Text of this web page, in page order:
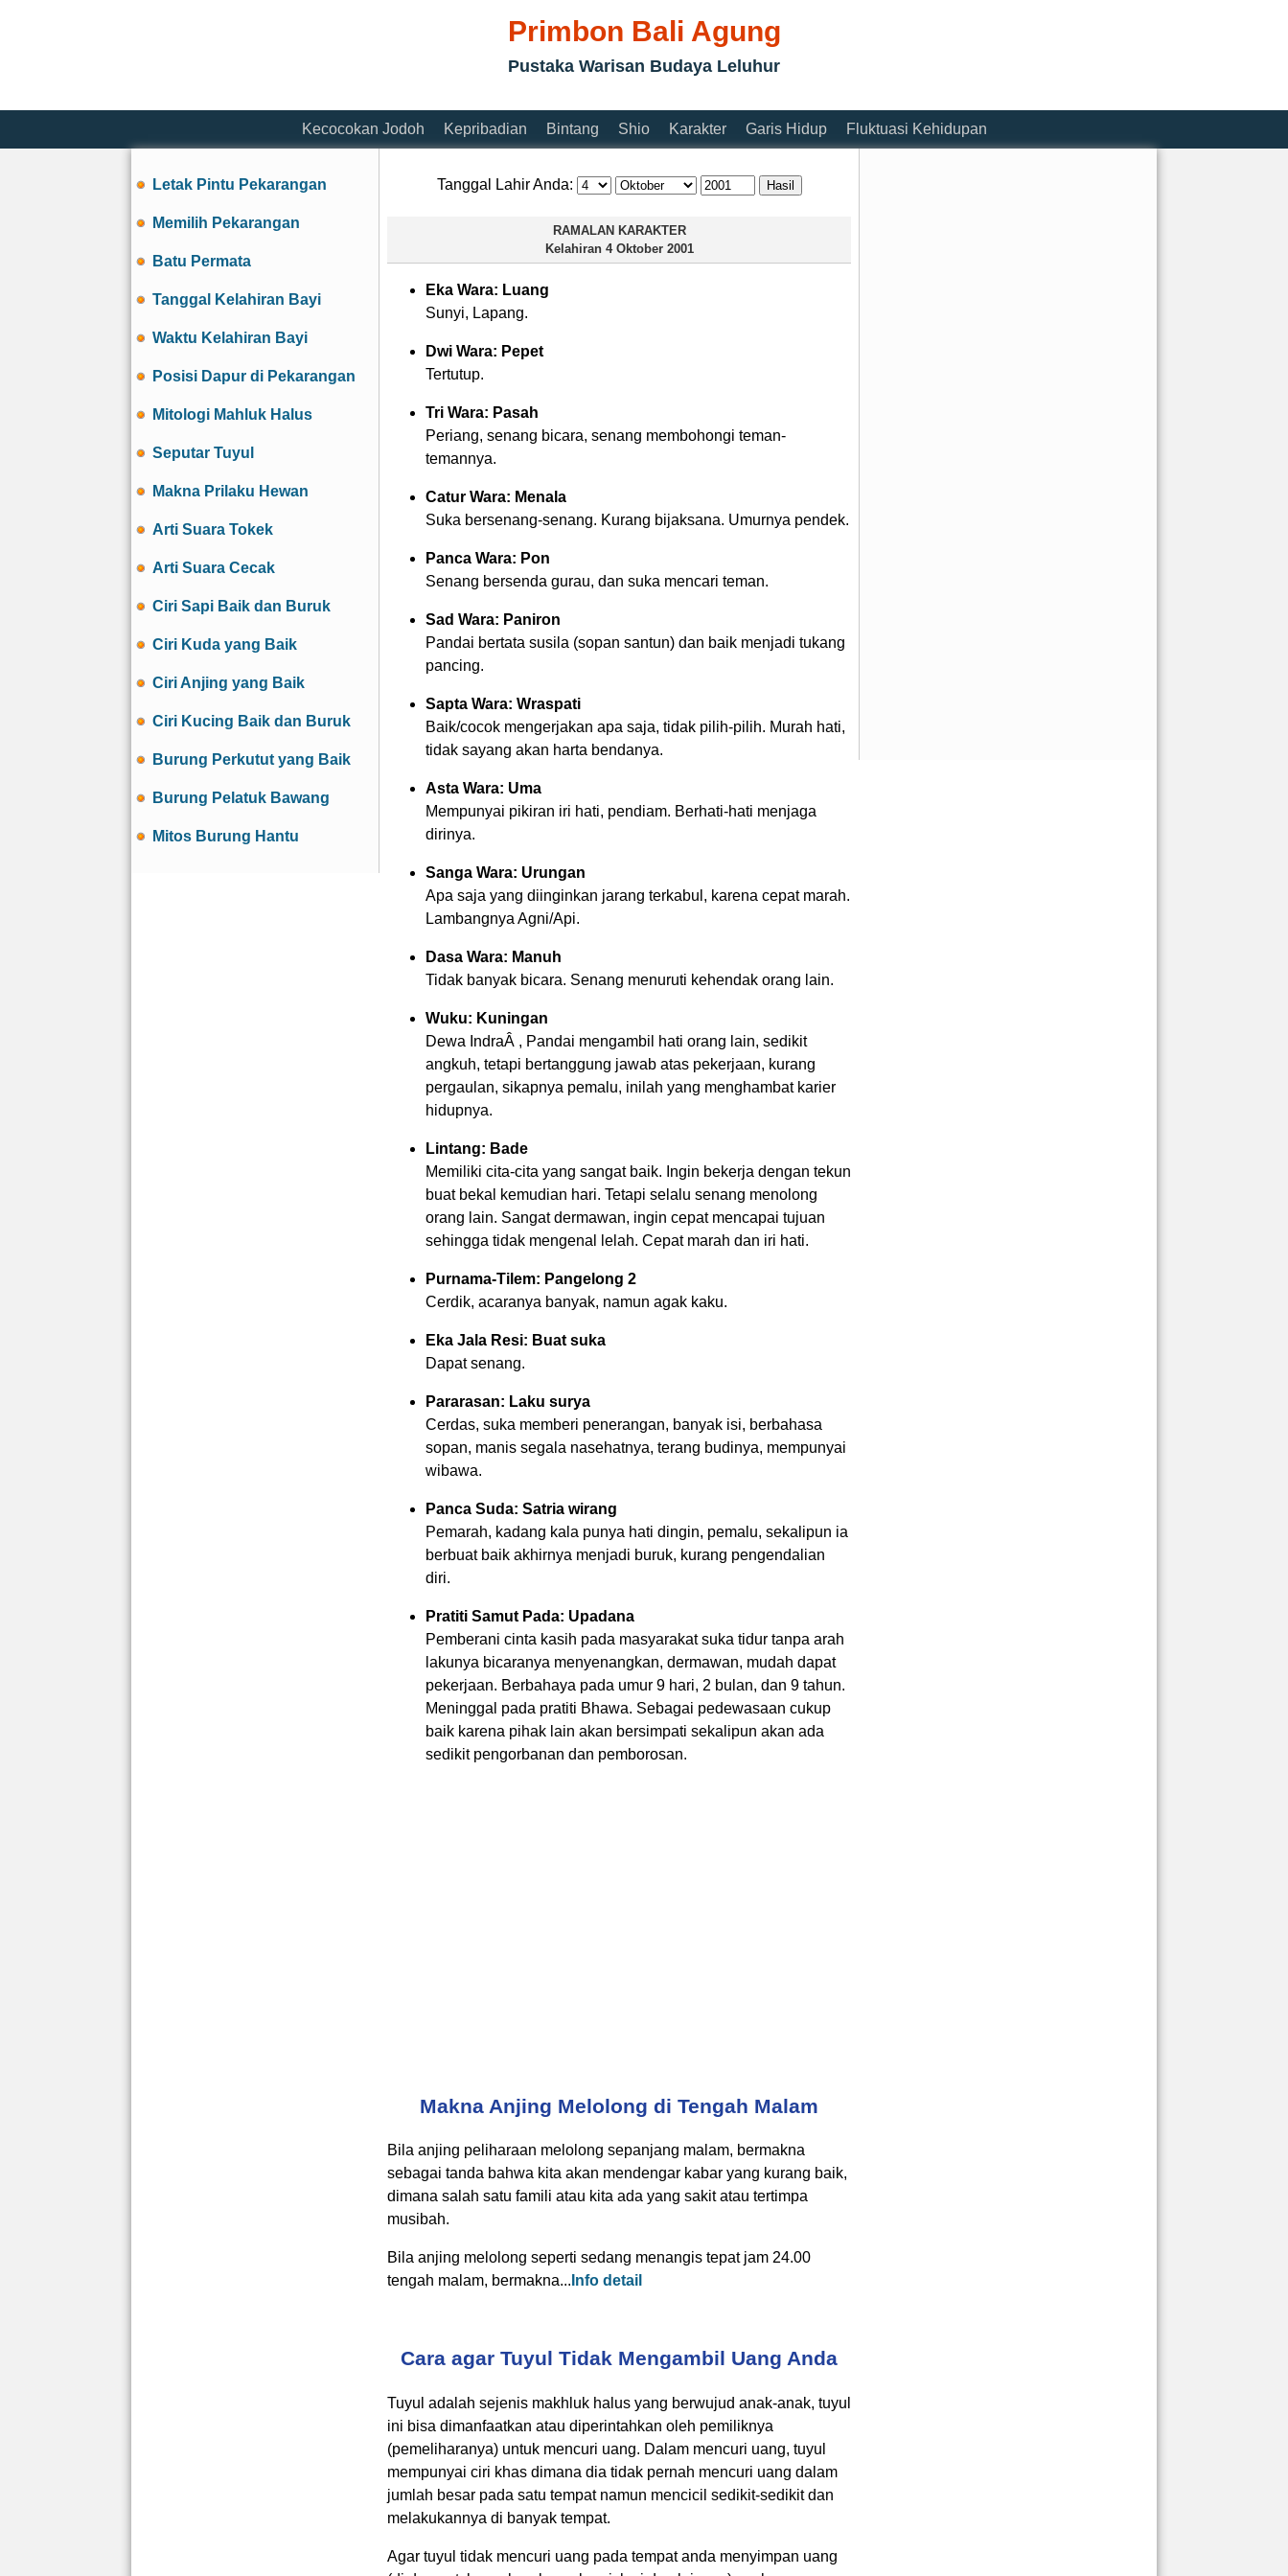
Primbon Bali Agung
Pustaka Warisan Budaya Leluhur
Kecocokan Jodoh Kepribadian Bintang Shio Karakter Garis Hidup Fluktuasi Kehidupan
Letak Pintu Pekarangan
Memilih Pekarangan
Batu Permata
Tanggal Kelahiran Bayi
Waktu Kelahiran Bayi
Posisi Dapur di Pekarangan
Mitologi Mahluk Halus
Seputar Tuyul
Makna Prilaku Hewan
Arti Suara Tokek
Arti Suara Cecak
Ciri Sapi Baik dan Buruk
Ciri Kuda yang Baik
Ciri Anjing yang Baik
Ciri Kucing Baik dan Buruk
Burung Perkutut yang Baik
Burung Pelatuk Bawang
Mitos Burung Hantu
Tanggal Lahir Anda:
RAMALAN KARAKTER
Kelahiran 4 Oktober 2001
Eka Wara: Luang
Sunyi, Lapang.
Dwi Wara: Pepet
Tertutup.
Tri Wara: Pasah
Periang, senang bicara, senang membohongi teman-
temannya.
Catur Wara: Menala
Suka bersenang-senang. Kurang bijaksana. Umurnya pendek.
Panca Wara: Pon
Senang bersenda gurau, dan suka mencari teman.
Sad Wara: Paniron
Pandai bertata susila (sopan santun) dan baik menjadi tukang
pancing.
Sapta Wara: Wraspati
Baik/cocok mengerjakan apa saja, tidak pilih-pilih. Murah hati,
tidak sayang akan harta bendanya.
Asta Wara: Uma
Mempunyai pikiran iri hati, pendiam. Berhati-hati menjaga
dirinya.
Sanga Wara: Urungan
Apa saja yang diinginkan jarang terkabul, karena cepat marah.
Lambangnya Agni/Api.
Dasa Wara: Manuh
Tidak banyak bicara. Senang menuruti kehendak orang lain.
Wuku: Kuningan
Dewa IndraÂ , Pandai mengambil hati orang lain, sedikit
angkuh, tetapi bertanggung jawab atas pekerjaan, kurang
pergaulan, sikapnya pemalu, inilah yang menghambat karier
hidupnya.
Lintang: Bade
Memiliki cita-cita yang sangat baik. Ingin bekerja dengan tekun
buat bekal kemudian hari. Tetapi selalu senang menolong
orang lain. Sangat dermawan, ingin cepat mencapai tujuan
sehingga tidak mengenal lelah. Cepat marah dan iri hati.
Purnama-Tilem: Pangelong 2
Cerdik, acaranya banyak, namun agak kaku.
Eka Jala Resi: Buat suka
Dapat senang.
Pararasan: Laku surya
Cerdas, suka memberi penerangan, banyak isi, berbahasa
sopan, manis segala nasehatnya, terang budinya, mempunyai
wibawa.
Panca Suda: Satria wirang
Pemarah, kadang kala punya hati dingin, pemalu, sekalipun ia
berbuat baik akhirnya menjadi buruk, kurang pengendalian
diri.
Pratiti Samut Pada: Upadana
Pemberani cinta kasih pada masyarakat suka tidur tanpa arah
lakunya bicaranya menyenangkan, dermawan, mudah dapat
pekerjaan. Berbahaya pada umur 9 hari, 2 bulan, dan 9 tahun.
Meninggal pada pratiti Bhawa. Sebagai pedewasaan cukup
baik karena pihak lain akan bersimpati sekalipun akan ada
sedikit pengorbanan dan pemborosan.
Makna Anjing Melolong di Tengah Malam
Bila anjing peliharaan melolong sepanjang malam, bermakna
sebagai tanda bahwa kita akan mendengar kabar yang kurang baik,
dimana salah satu famili atau kita ada yang sakit atau tertimpa
musibah.
Bila anjing melolong seperti sedang menangis tepat jam 24.00
tengah malam, bermakna... Info detail
Cara agar Tuyul Tidak Mengambil Uang Anda
Tuyul adalah sejenis makhluk halus yang berwujud anak-anak, tuyul
ini bisa dimanfaatkan atau diperintahkan oleh pemiliknya
(pemeliharanya) untuk mencuri uang. Dalam mencuri uang, tuyul
mempunyai ciri khas dimana dia tidak pernah mencuri uang dalam
jumlah besar pada satu tempat namun mencicil sedikit-sedikit dan
melakukannya di banyak tempat.
Agar tuyul tidak mencuri uang pada tempat anda menyimpan uang